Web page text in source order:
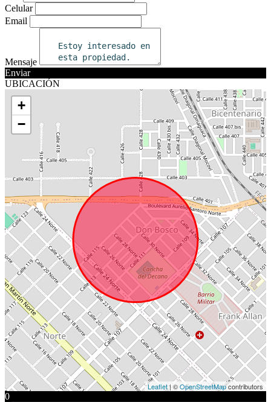
Celular
Email
Mensaje
Enviar
UBICACIÓN
+
−
Leaflet| ©OpenStreetMapcontributors
0